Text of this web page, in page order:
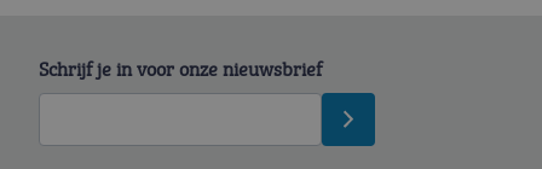
Schrijf je in voor onze nieuwsbrief